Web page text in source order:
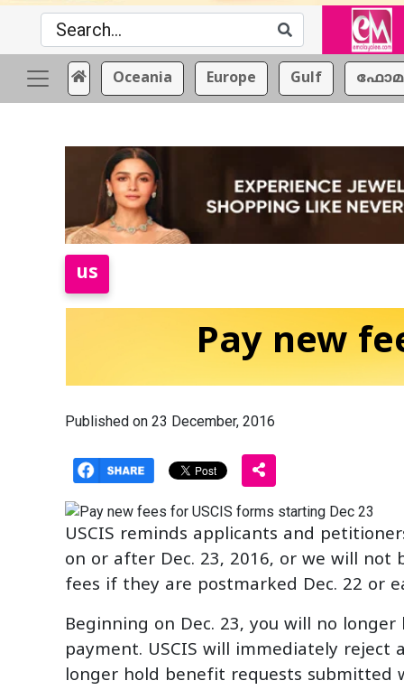
Oceania Europe Gulf
us
Pay new
Published on 23 December, 2016
USCIS reminds applicants and
on or after Dec. 23, 2016, or we will not
fees if they are postmarked Dec. 22 or
Beginning on Dec. 23, you will no
payment. USCIS will immediately
longer hold benefit requests submitted